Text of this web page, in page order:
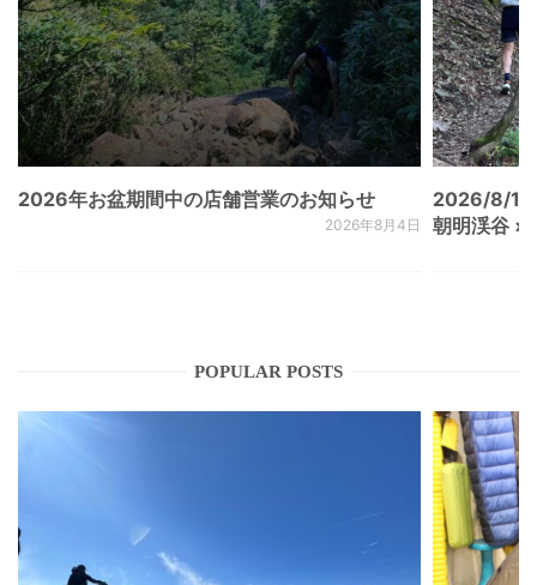
2026年お盆期間中の店舗営業のお知らせ
2026年8月4日
2026/8/
朝明渓谷 ×
POPULAR POSTS